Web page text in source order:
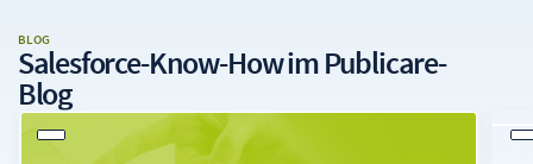
BLOG
Salesforce-Know-Howim Publicare-
Blog